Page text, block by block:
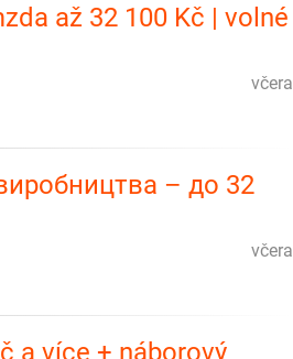
až 32 100 Kč | volné
včera
– до 32
včera
a více + náborový